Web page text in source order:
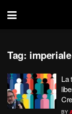
Tag: imperiale
La
BY